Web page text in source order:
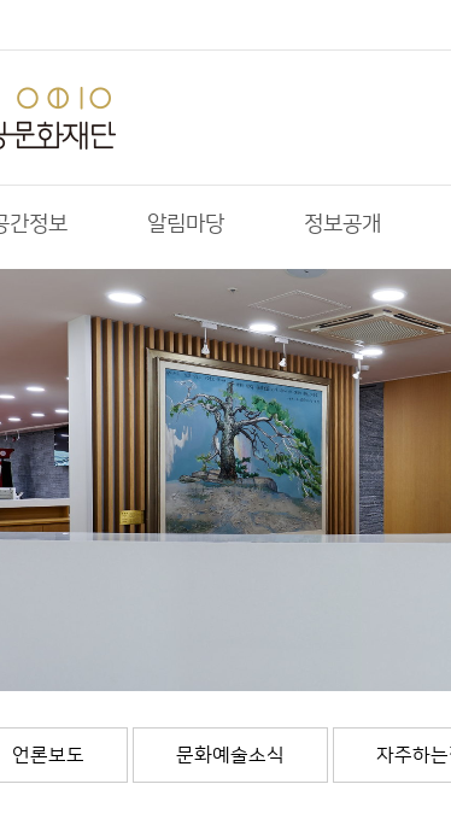
간정보 알림마당 정보공개
언론보도 문화예술소식 자주하